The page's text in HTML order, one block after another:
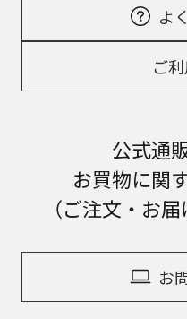
よ
ご
公式通
お買物に関
（ご注文・お
お